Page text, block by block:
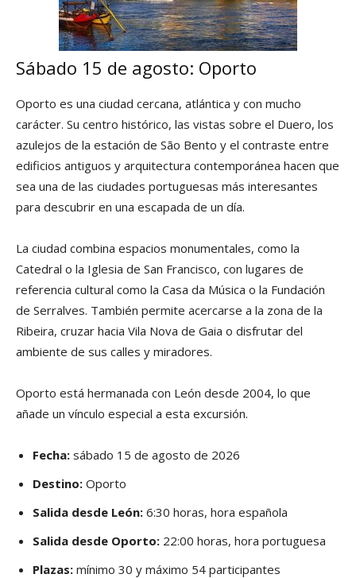
Sábado 15 de agosto: Oporto
Oporto es una ciudad cercana, atlántica y con mucho
carácter. Su centro histórico, las vistas sobre el Duero, los
azulejos de la estación de São Bento y el contraste entre
edificios antiguos y arquitectura contemporánea hacen que
sea una de las ciudades portuguesas más interesantes
para descubrir en una escapada de un día.
La ciudad combina espacios monumentales, como la
Catedral o la Iglesia de San Francisco, con lugares de
referencia cultural como la Casa da Música o la Fundación
de Serralves. También permite acercarse a la zona de la
Ribeira, cruzar hacia Vila Nova de Gaia o disfrutar del
ambiente de sus calles y miradores.
Oporto está hermanada con León desde 2004, lo que
añade un vínculo especial a esta excursión.
Fecha: sábado 15 de agosto de 2026
Destino: Oporto
Salida desde León: 6:30 horas, hora española
Salida desde Oporto: 22:00 horas, hora portuguesa
Plazas: mínimo 30 y máximo 54 participantes